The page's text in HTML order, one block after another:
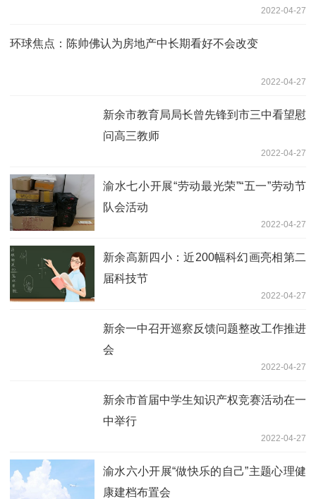
2022-04-27
环球焦点：陈帅佛认为房地产中长期看好不会改变
2022-04-27
新余市教育局局长曾先锋到市三中看望慰
问高三教师
2022-04-27
渝水七小开展“劳动最光荣”“五一”劳动节
队会活动
2022-04-27
新余高新四小：近200幅科幻画亮相第二
届科技节
2022-04-27
新余一中召开巡察反馈问题整改工作推进
会
2022-04-27
新余市首届中学生知识产权竞赛活动在一
中举行
2022-04-27
渝水六小开展“做快乐的自己”主题心理健
康建档布置会